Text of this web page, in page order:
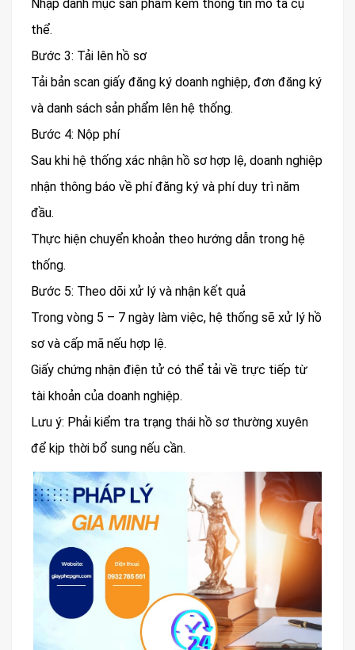
Nhập danh mục sản phẩm kèm thông tin mô tả cụ
thể.
Bước 3: Tải lên hồ sơ
Tải bản scan giấy đăng ký doanh nghiệp, đơn đăng ký
và danh sách sản phẩm lên hệ thống.
Bước 4: Nộp phí
Sau khi hệ thống xác nhận hồ sơ hợp lệ, doanh nghiệp
nhận thông báo về phí đăng ký và phí duy trì năm
đầu.
Thực hiện chuyển khoản theo hướng dẫn trong hệ
thống.
Bước 5: Theo dõi xử lý và nhận kết quả
Trong vòng 5 – 7 ngày làm việc, hệ thống sẽ xử lý hồ
sơ và cấp mã nếu hợp lệ.
Giấy chứng nhận điện tử có thể tải về trực tiếp từ
tài khoản của doanh nghiệp.
Lưu ý: Phải kiểm tra trạng thái hồ sơ thường xuyên
để kịp thời bổ sung nếu cần.